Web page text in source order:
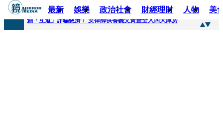
最新 娛樂 政治社會 財經理財 人物 美
快訊
創「互道」詐騙慈濟！ 女律師供養義父黃金全入四大庫房